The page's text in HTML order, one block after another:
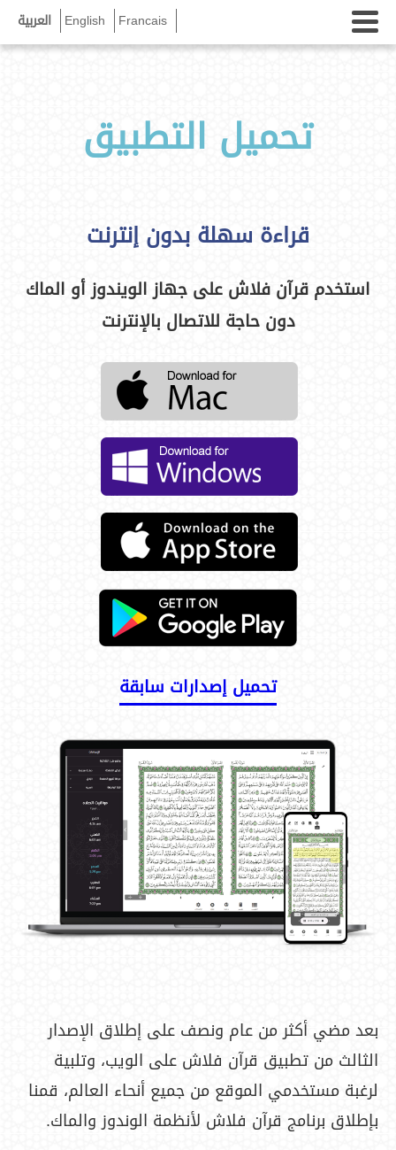
English Francais العربية
تحميل التطبيق
قراءة سهلة بدون إنترنت
استخدم قرآن فلاش على جهاز الويندوز أو الماك
دون حاجة للاتصال بالإنترنت
تحميل إصدارات سابقة
بعد مضي أكثر من عام ونصف على إطلاق الإصدار
الثالث من تطبيق قرآن فلاش على الويب، وتلبية
لرغبة مستخدمي الموقع من جميع أنحاء العالم، قمنا
بإطلاق برنامج قرآن فلاش لأنظمة الوندوز والماك.